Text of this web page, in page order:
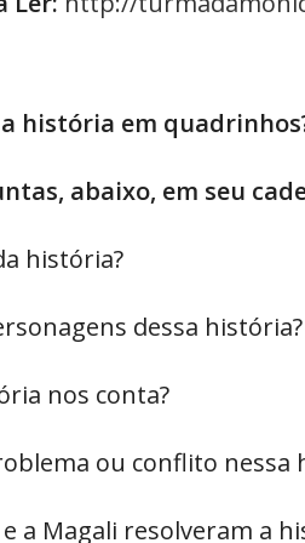
história em
abaixo, em seu
história?
dessa história?
nos conta?
ou conflito nessa
a Magali resolveram a